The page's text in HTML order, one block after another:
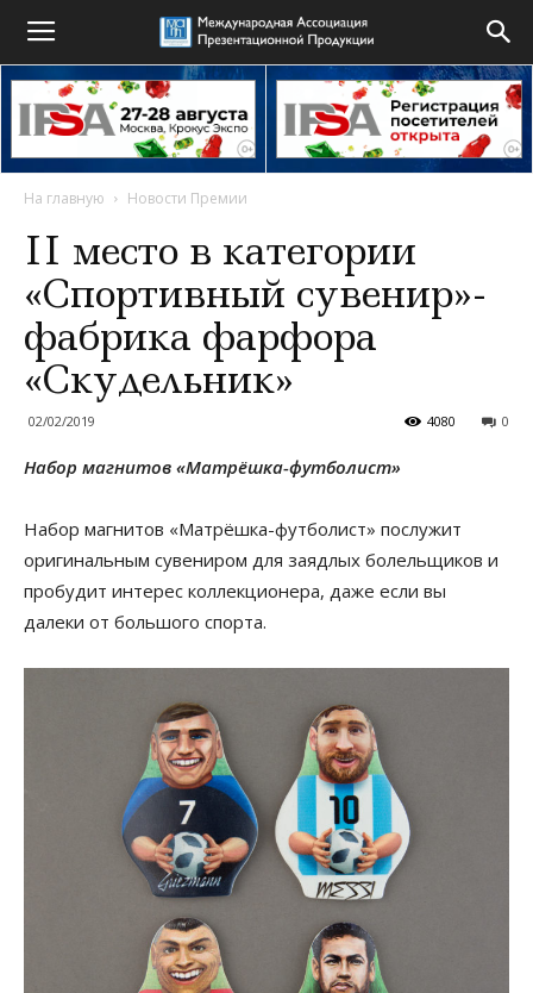
На главную Новости Премии
II место в категории
«Спортивный сувенир»-
фабрика фарфора
«Скудельник»
02/02/2019 0
4080
Набор магнитов «Матрёшка-футболист»
Набор магнитов «Матрёшка-футболист» послужит
оригинальным сувениром для заядлых болельщиков и
пробудит интерес коллекционера, даже если вы
далеки от большого спорта.